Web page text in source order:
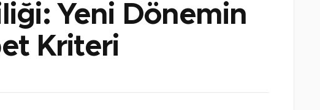
Yeni Dönemin
Kriteri